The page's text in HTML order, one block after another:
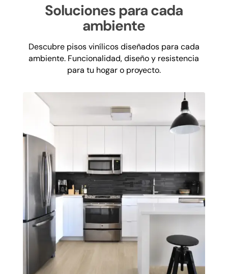
Soluciones para cada
ambiente
Descubre pisos vinílicos diseñados para cada
ambiente. Funcionalidad, diseño y resistencia
para tu hogar o proyecto.